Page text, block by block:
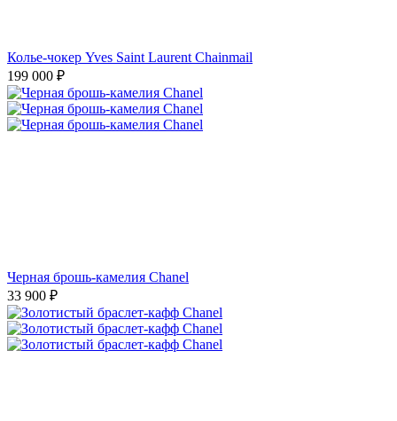
Колье-чокер Yves Saint Laurent Chainmail
199 000 ₽
Черная брошь-камелия Chanel
33 900 ₽